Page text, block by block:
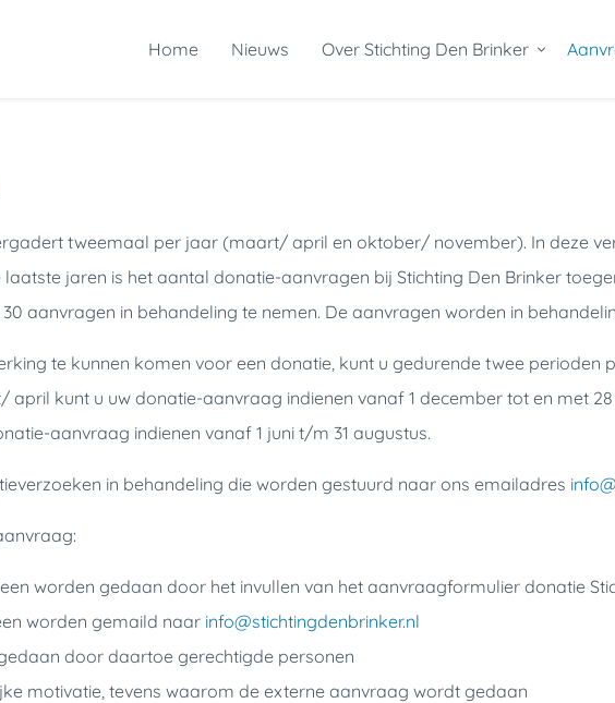
Home Nieuws Over Stichting Den Brinker
tweemaal per jaar (maart/ april en oktober/ november). In deze
jaren is het aantal donatie-aanvragen bij Stichting Den Brinker
aanvragen in behandeling te nemen. De aanvragen worden in
te kunnen komen voor een donatie, kunt u gedurende twee perioden
april kunt u uw donatie-aanvraag indienen vanaf 1 december tot en met
aanvraag indienen vanaf 1 juni t/m 31 augustus.
in behandeling die worden gestuurd naar ons emailadres
worden gedaan door het invullen van het aanvraagformulier donatie
worden gemaild naar info@stichtingdenbrinker.nl
door daartoe gerechtigde personen
motivatie, tevens waarom de externe aanvraag wordt gedaan